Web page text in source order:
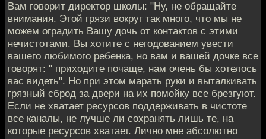
Вам говорит директор школы: "Ну, не обращайте
внимания. Этой грязи вокруг так много, что мы не
можем оградить Вашу дочь от контактов с этими
нечистотами. Вы хотите с негодованием увести
вашего любимого ребенка, но вам и вашей дочке все
говорят: " приходите почаще, нам очень бы хотелось
вас видеть". Но при этом марать руки и выталкивать
грязный сброд за двери на их помойку все брезгуют.
Если не хватает ресурсов поддерживать в чистоте
все каналы, не лучше ли сохранять лишь те, на
которые ресурсов хватает. Лично мне абсолютно